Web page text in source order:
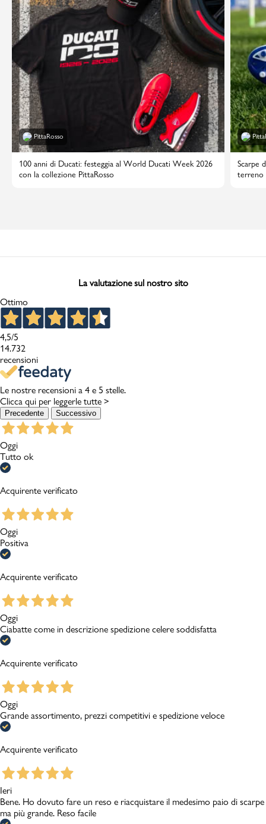
PittaRosso
100 anni di Ducati: festeggia al World Ducati Week 2026
con la collezione PittaRosso
Scarpe
terreno
La valutazione sul nostro sito
Ottimo
4,5/5
14.732
recensioni
Le nostre recensioni a 4 e 5 stelle.
Clicca qui per leggerle tutte >
Precedente Successivo
Oggi
Tutto ok
Acquirente verificato
Oggi
Positiva
Acquirente verificato
Oggi
Ciabatte come in descrizione spedizione celere soddisfatta
Acquirente verificato
Oggi
Grande assortimento, prezzi competitivi e spedizione veloce
Acquirente verificato
Ieri
Bene. Ho dovuto fare un reso e riacquistare il medesimo paio di scarpe
ma più grande. Reso facile